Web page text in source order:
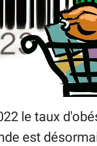
le taux
est